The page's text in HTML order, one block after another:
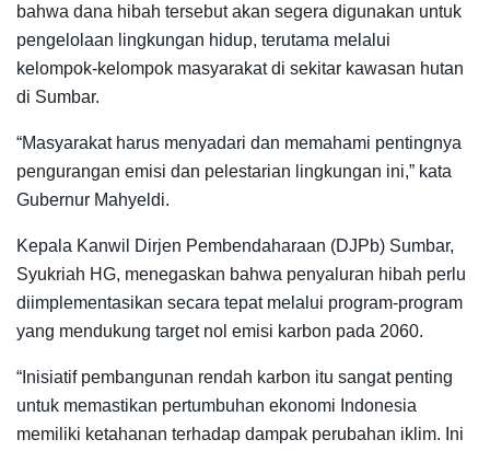
bahwa dana hibah tersebut akan segera digunakan untuk
pengelolaan lingkungan hidup, terutama melalui
kelompok-kelompok masyarakat di sekitar kawasan hutan
di Sumbar.
“Masyarakat harus menyadari dan memahami pentingnya
pengurangan emisi dan pelestarian lingkungan ini,” kata
Gubernur Mahyeldi.
Kepala Kanwil Dirjen Pembendaharaan (DJPb) Sumbar,
Syukriah HG, menegaskan bahwa penyaluran hibah perlu
diimplementasikan secara tepat melalui program-program
yang mendukung target nol emisi karbon pada 2060.
“Inisiatif pembangunan rendah karbon itu sangat penting
untuk memastikan pertumbuhan ekonomi Indonesia
memiliki ketahanan terhadap dampak perubahan iklim. Ini